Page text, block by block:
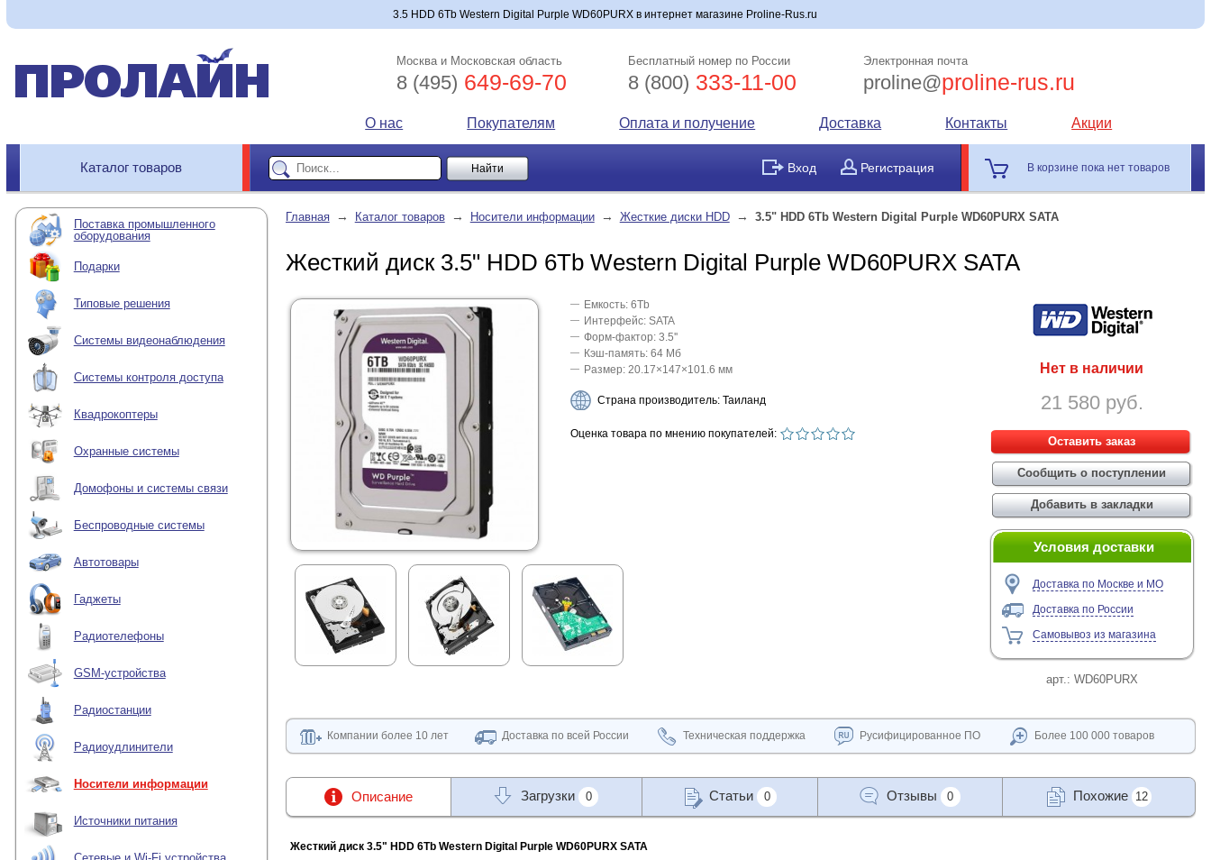
3.5 HDD 6Tb Western Digital Purple WD60PURX в интернет магазине Proline-Rus.ru
Москва и Московская область
8 (495) 649-69-70
Бесплатный номер по России
8 (800) 333-11-00
Электронная почта
proline@proline-rus.ru
О нас Покупателям Оплата и получение Доставка Контакты Акции
Каталог товаров Вход Регистрация В корзине пока нет товаров
Поставка промышленного
оборудования
Подарки
Типовые решения
Системы видеонаблюдения
Системы контроля доступа
Квадрокоптеры
Охранные системы
Домофоны и системы связи
Беспроводные системы
Автотовары
Гаджеты
Радиотелефоны
GSM-устройства
Радиостанции
Радиоудлинители
Носители информации
Источники питания
Главная → Каталог товаров → Носители информации → Жесткие диски HDD → 3.5" HDD 6Tb Western Digital Purple WD60PURX SATA
Жесткий диск 3.5" HDD 6Tb Western Digital Purple WD60PURX SATA
Емкость: 6Tb
Интерфейс: SATA
Форм-фактор: 3.5''
Кэш-память: 64 Мб
Размер: 20.17×147×101.6 мм
Страна производитель: Таиланд
Оценка товара по мнению покупателей:
Нет в наличии
21 580 руб.
Условия доставки
Доставка по Москве и МО
Доставка по России
Самовывоз из магазина
арт.: WD60PURX
Компании более 10 лет Доставка по всей России Техническая поддержка Русифицированное ПО Более 100 000 товаров
Описание Загрузки 0 Статьи 0 Отзывы 0 Похожие 12
Жесткий диск 3.5" HDD 6Tb Western Digital Purple WD60PURX SATA